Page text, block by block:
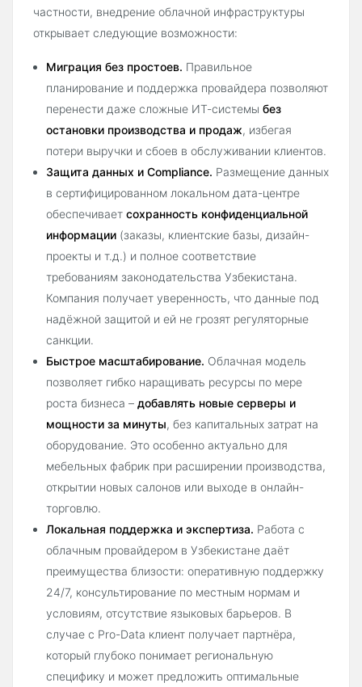
частности, внедрение облачной инфраструктуры
открывает следующие возможности:
Миграция без простоев. Правильное
планирование и поддержка провайдера позволяют
перенести даже сложные ИТ-системы без
остановки производства и продаж, избегая
потери выручки и сбоев в обслуживании клиентов.
Защита данных и Compliance. Размещение данных
в сертифицированном локальном дата-центре
обеспечивает сохранность конфиденциальной
информации (заказы, клиентские базы, дизайн-
проекты и т.д.) и полное соответствие
требованиям законодательства Узбекистана.
Компания получает уверенность, что данные под
надёжной защитой и ей не грозят регуляторные
санкции.
Быстрое масштабирование. Облачная модель
позволяет гибко наращивать ресурсы по мере
роста бизнеса – добавлять новые серверы и
мощности за минуты, без капитальных затрат на
оборудование. Это особенно актуально для
мебельных фабрик при расширении производства,
открытии новых салонов или выходе в онлайн-
торговлю.
Локальная поддержка и экспертиза. Работа с
облачным провайдером в Узбекистане даёт
преимущества близости: оперативную поддержку
24/7, консультирование по местным нормам и
условиям, отсутствие языковых барьеров. В
случае с Pro-Data клиент получает партнёра,
который глубоко понимает региональную
специфику и может предложить оптимальные